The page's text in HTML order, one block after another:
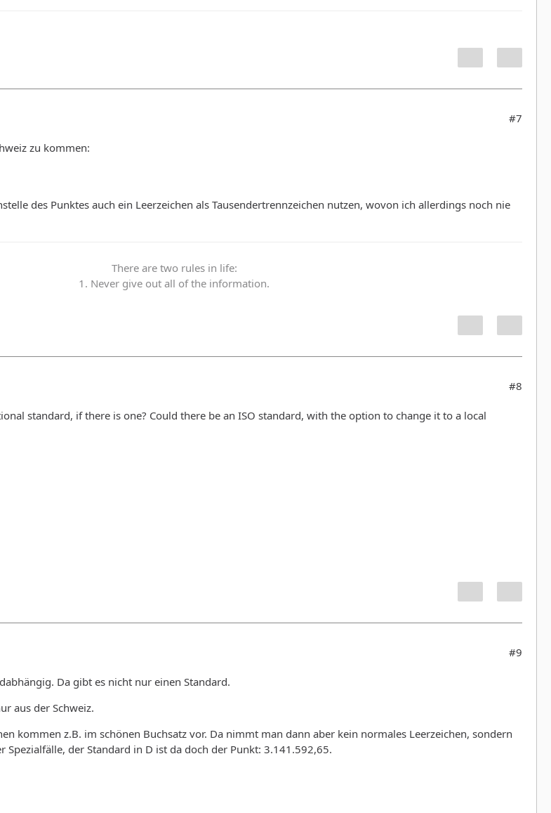
#7
zu kommen:
des Punktes auch ein Leerzeichen als Tausendertrennzeichen nutzen, wovon ich allerdings noch nie
There are two rules in life:
1. Never give out all of the information.
#8
standard, if there is one? Could there be an ISO standard, with the option to change it to a local
#9
Da gibt es nicht nur einen Standard.
aus der Schweiz.
kommen z.B. im schönen Buchsatz vor. Da nimmt man dann aber kein normales Leerzeichen, sondern
Spezialfälle, der Standard in D ist da doch der Punkt: 3.141.592,65.